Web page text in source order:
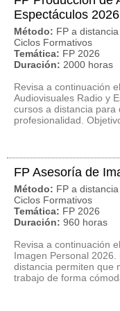
Espectáculos 2026
Método: FP a
Ciclos Formativos
Temática: FP 2026
Duración: 2000 horas
Revisa a continuación
Audiovisuales Radio y
cursos a distancia para
profesionalidad.
FP Asesoría de
Método: FP a
Ciclos Formativos
Temática: FP 2026
Duración: 960 horas
Revisa a continuación
Imagen Personal
distancia permiten que
trabajo de forma